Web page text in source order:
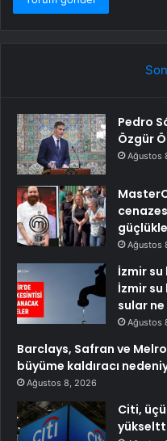
Pedro
Özgür
Ağustos
Ağustos
İzmir su
İzmir
sular
Ağustos
Barclays, Safran ve
büyüme kaldıracı
Ağustos 8, 2026
Citi,